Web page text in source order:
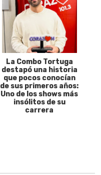
La Combo Tortuga
destapó una historia
que pocos conocían
de sus primeros años:
Uno de los shows más
insólitos de su
carrera